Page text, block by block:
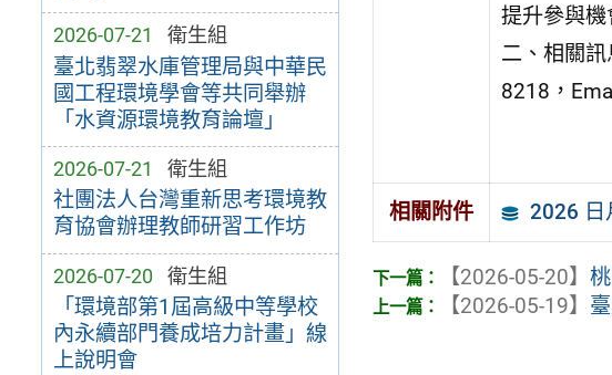
2026-07-21 衛生組
臺北翡翠水庫管理局與中華民
國工程環境學會等共同舉辦
「水資源環境教育論壇」
2026-07-21 衛生組
社團法人台灣重新思考環境教
育協會辦理教師研習工作坊
2026-07-20 衛生組
「環境部第1屆高級中等學校
內永續部門養成培力計畫」線
上說明會
提升參與
二、相關
8218，
相關附件 2026 日
【2026-05-20】
【2026-05-19】